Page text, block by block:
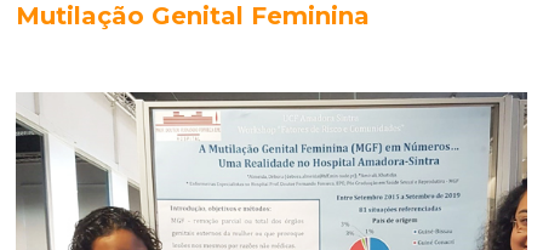
Mutilação Genital Feminina